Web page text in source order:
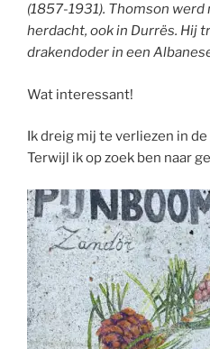
(1857-1931). Thomson
herdacht, ook in Durrës. Hij
drakendoder in een
Wat interessant!
Ik dreig mij te verliezen in
Terwijl ik op zoek ben naar